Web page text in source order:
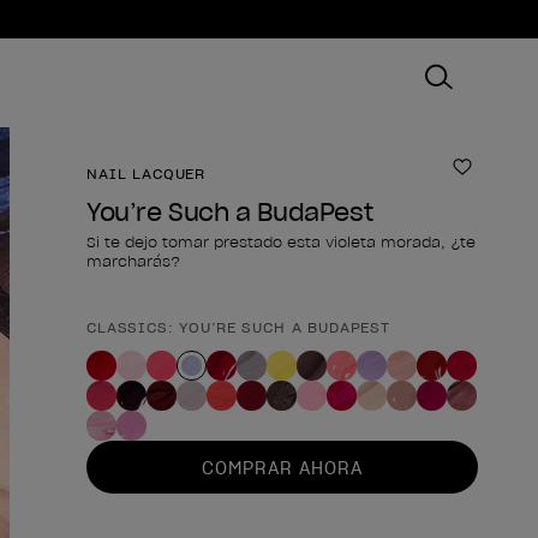
NAIL LACQUER Añadir
You’re Such a BudaPest
Si te dejo tomar prestado esta violeta morada, ¿te
marcharás?
Forma del producto
CLASSICS: YOU’RE SUCH A BUDAPEST
COMPRAR AHORA